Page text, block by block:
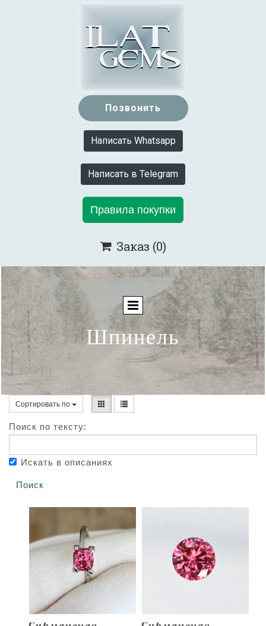
Позвонить
Написать Whatsapp
Написать в Telegram
Правила покупки
 Заказ (0)
Шпинель
Сортировать по
Поиск по тексту:
Искать в описаниях
Поиск